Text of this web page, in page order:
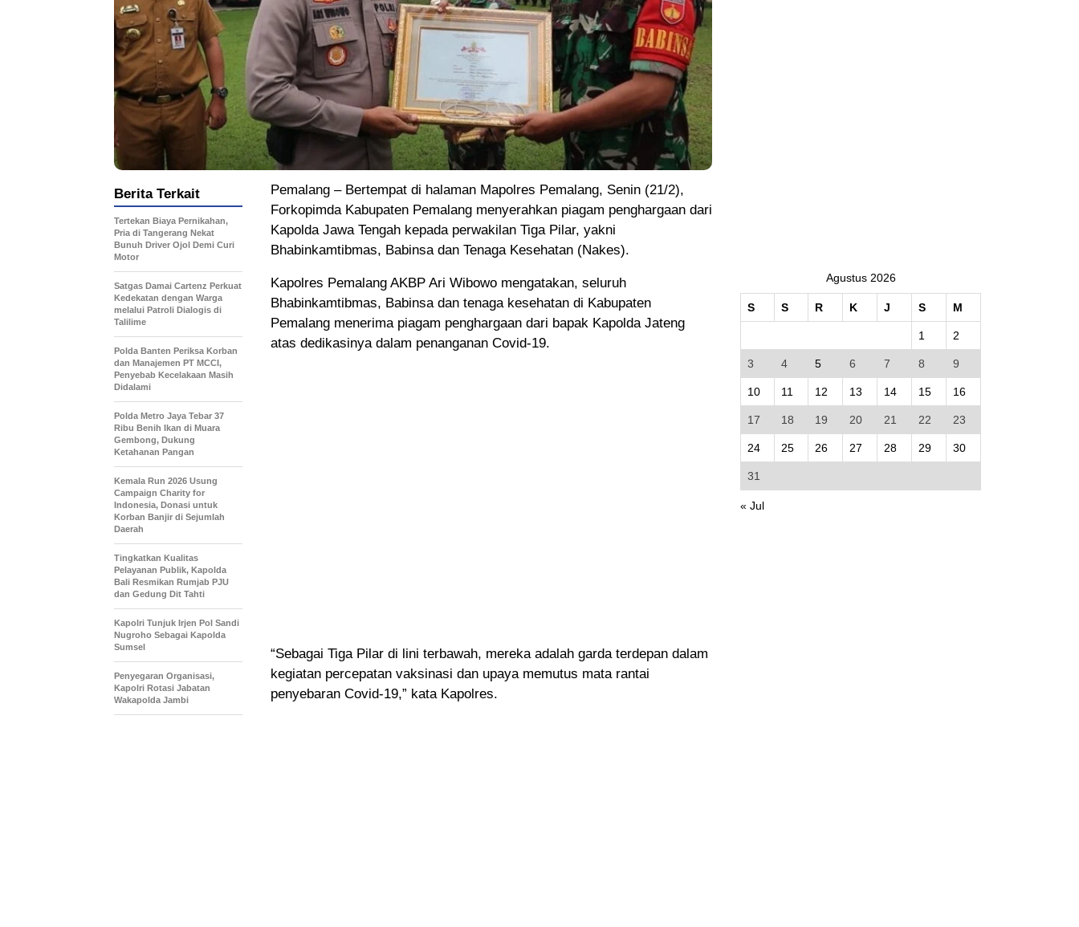
Pemalang – Bertempat di halaman Mapolres Pemalang, Senin (21/2),
Forkopimda Kabupaten Pemalang menyerahkan piagam penghargaan dari
Kapolda Jawa Tengah kepada perwakilan Tiga Pilar, yakni
Bhabinkamtibmas, Babinsa dan Tenaga Kesehatan (Nakes).
Kapolres Pemalang AKBP Ari Wibowo mengatakan, seluruh
Bhabinkamtibmas, Babinsa dan tenaga kesehatan di Kabupaten
Pemalang menerima piagam penghargaan dari bapak Kapolda Jateng
atas dedikasinya dalam penanganan Covid-19.
“Sebagai Tiga Pilar di lini terbawah, mereka adalah garda terdepan dalam
kegiatan percepatan vaksinasi dan upaya memutus mata rantai
penyebaran Covid-19,” kata Kapolres.
Berita Terkait
Tertekan Biaya Pernikahan,
Pria di Tangerang Nekat
Bunuh Driver Ojol Demi Curi
Motor
Satgas Damai Cartenz Perkuat
Kedekatan dengan Warga
melalui Patroli Dialogis di
Talilime
Polda Banten Periksa Korban
dan Manajemen PT MCCI,
Penyebab Kecelakaan Masih
Didalami
Polda Metro Jaya Tebar 37
Ribu Benih Ikan di Muara
Gembong, Dukung
Ketahanan Pangan
Kemala Run 2026 Usung
Campaign Charity for
Indonesia, Donasi untuk
Korban Banjir di Sejumlah
Daerah
Tingkatkan Kualitas
Pelayanan Publik, Kapolda
Bali Resmikan Rumjab PJU
dan Gedung Dit Tahti
Kapolri Tunjuk Irjen Pol Sandi
Nugroho Sebagai Kapolda
Sumsel
Penyegaran Organisasi,
Kapolri Rotasi Jabatan
Wakapolda Jambi
Agustus 2026
S S R K J S M
1 2
3 4 5 6 7 8 9
10 11 12 13 14 15 16
17 18 19 20 21 22 23
24 25 26 27 28 29 30
31
« Jul